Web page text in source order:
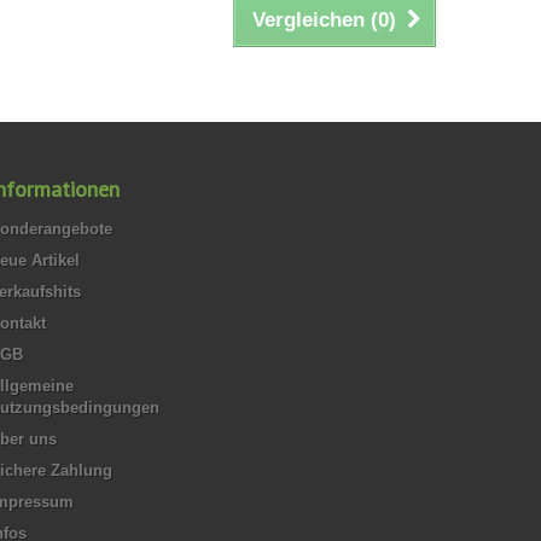
Vergleichen (0)
Artikel
uns
Zahlung